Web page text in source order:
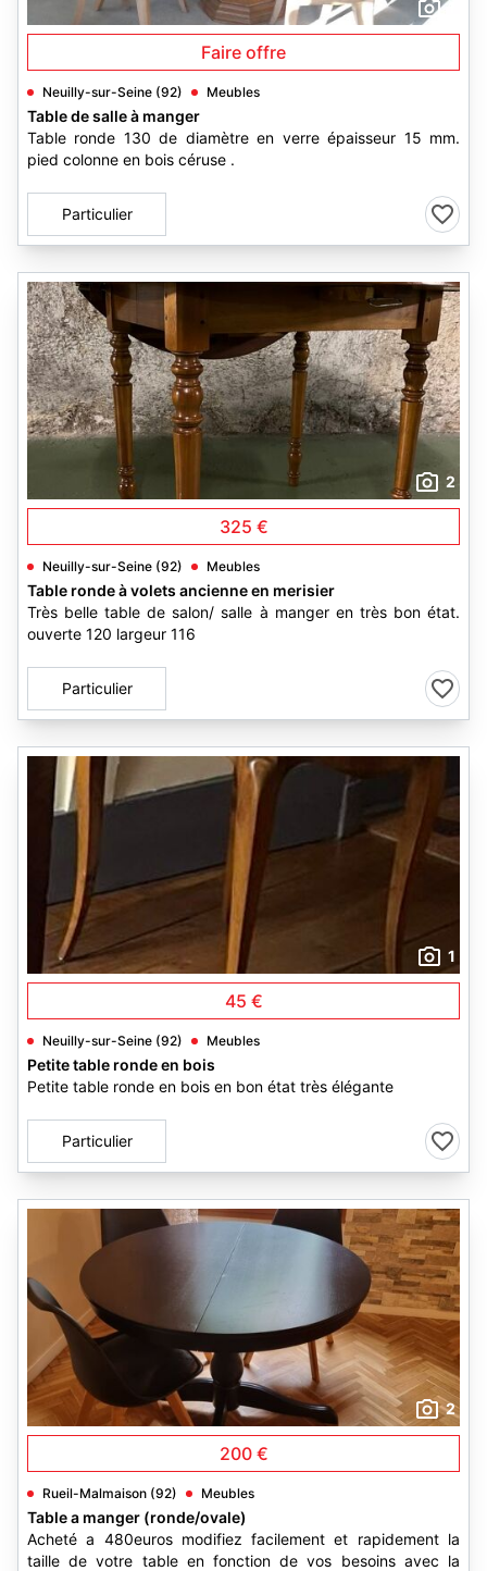
1
Faire offre
Neuilly-sur-Seine (92) Meubles
Table de salle à manger
Table ronde 130 de diamètre en verre épaisseur 15 mm.
pied colonne en bois céruse .
Particulier
2
325 €
Neuilly-sur-Seine (92) Meubles
Table ronde à volets ancienne en merisier
Très belle table de salon/ salle à manger en très bon état.
ouverte 120 largeur 116
Particulier
1
45 €
Neuilly-sur-Seine (92) Meubles
Petite table ronde en bois
Petite table ronde en bois en bon état très élégante
Particulier
2
200 €
Rueil-Malmaison (92) Meubles
Table a manger (ronde/ovale)
Acheté a 480euros modifiez facilement et rapidement la
taille de votre table en fonction de vos besoins avec la